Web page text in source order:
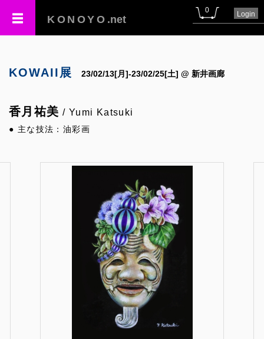
KONOYO .net
0 Login
KOWAII展 23/02/13[月]-23/02/25[土] @ 新井画廊
香月祐美 / Yumi Katsuki
● 主な技法：油彩画